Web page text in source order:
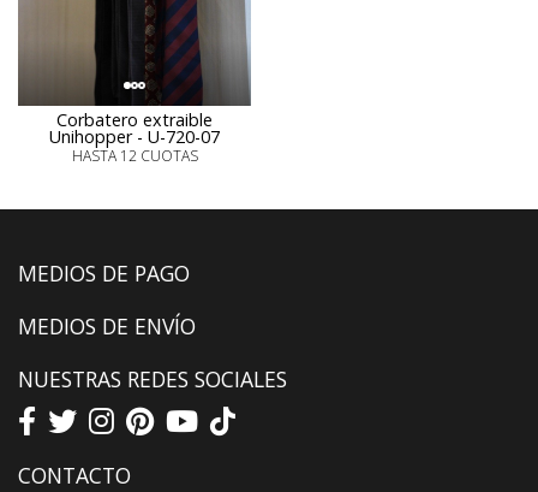
Corbatero extraible
Unihopper - U-720-07
HASTA 12 CUOTAS
MEDIOS DE PAGO
MEDIOS DE ENVÍO
NUESTRAS REDES SOCIALES
CONTACTO